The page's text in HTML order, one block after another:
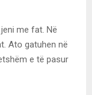
me fat. Në
Ato gatuhen në
e të pasur